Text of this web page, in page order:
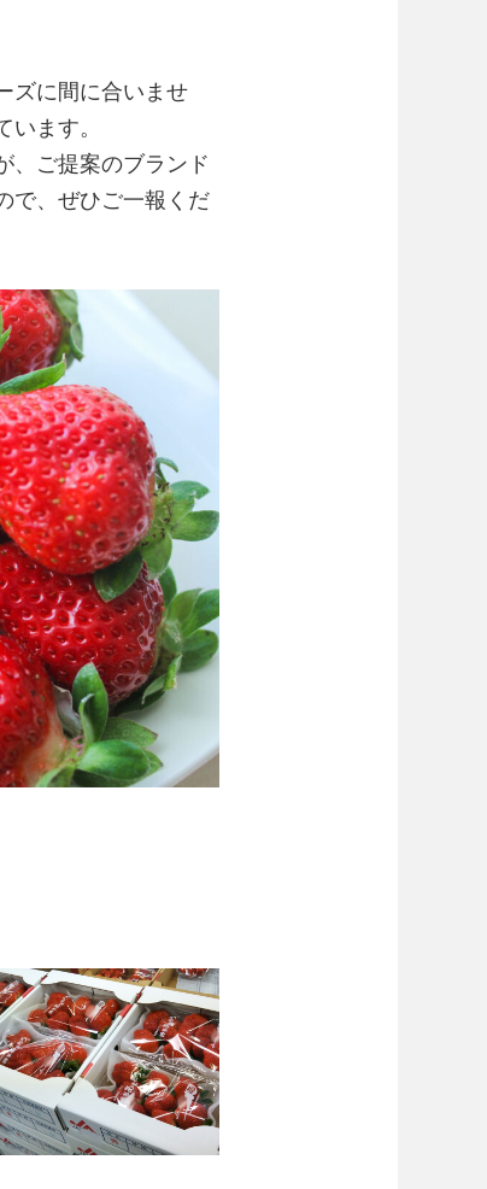
ズに間に合いませ
ます。
、ご提案のブランド
で、ぜひご一報くだ